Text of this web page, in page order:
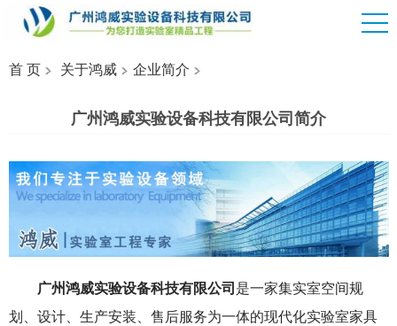
首 页 关于鸿威 企业简介
广州鸿威实验设备科技有限公司简介
广州鸿威实验设备科技有限公司 是一家集实室空间规
划、设计、生产安装、售后服务为一体的现代化实验室家具